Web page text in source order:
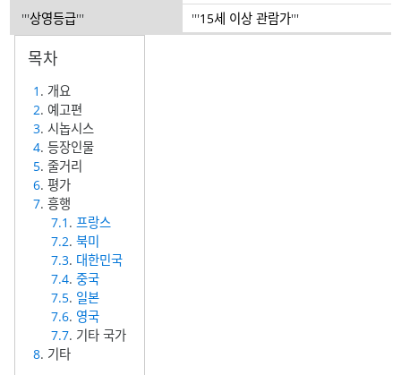
'''상영등급''' '''15세 이상 관람가'''
1 . 개요
2. 예고편
3. 시놉시스
4. 등장인물
5. 줄거리
6. 평가
7. 흥행
7.1 .프랑스
7.2.북미
7.3. 대한민국
7.4.중국
7.5. 일본
7.6. 영국
7.7. 기타 국가
8. 기타